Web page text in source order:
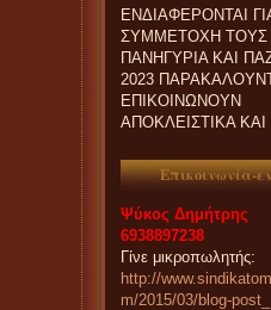
ΣΥΜΜΕΤΟΧΗ ΤΟΥΣ
ΠΑΝΗΓΥΡΙΑ ΚΑΙ
2023
ΕΠΙΚΟΙΝΩΝΟΥΝ
ΑΠΟΚΛΕΙΣΤΙΚΑ
ΤΗΛΕΦΩΝΙΚΑ ΜΕ
Επικοινωνία-
Ψύκος Δημήτρης
6938897238
Γίνε μικροπωλητής:
http://
m/2015/03/blog-